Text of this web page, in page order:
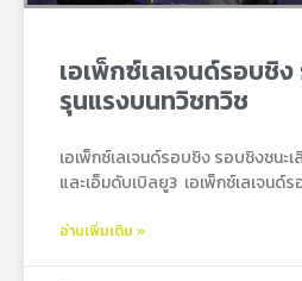
เอเพ็กซ์เลเจนด์รอบชิ
รุนแรงบนทวิชทวิช
เอเพ็กซ์เลเจนด์รอบชิง รอบชิงชนะเ
และเอ็มดับเบิลยู3 เอเพ็กซ์เลเจนด์
อ่านเพิ่มเติม »